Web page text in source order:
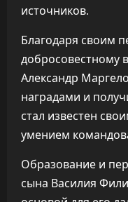
источников.
Благодаря своим
добросовестному
Александр
наградами и
стал известен
умением
Образование и
сына Василия